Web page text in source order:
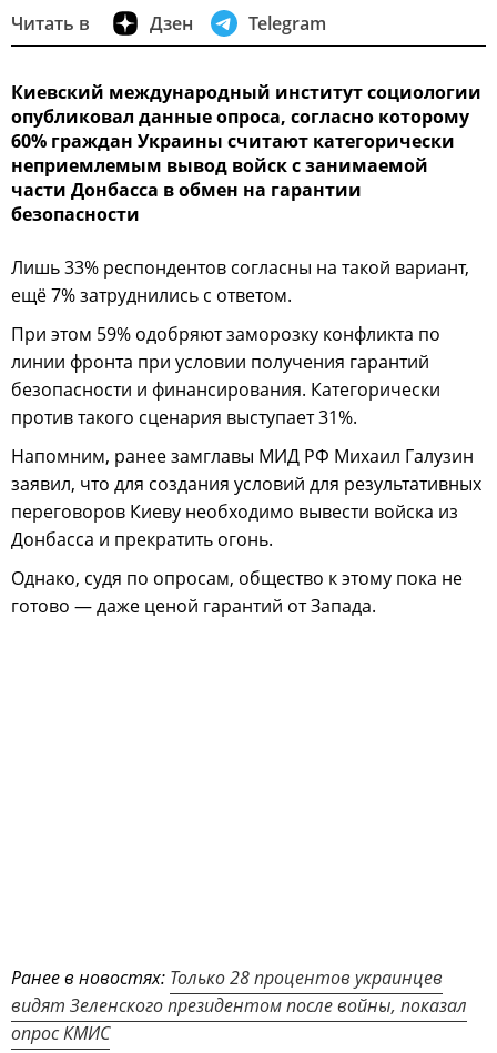
Читать в Дзен Telegram
Киевский международный институт социологии
опубликовал данные опроса, согласно которому
60% граждан Украины считают категорически
неприемлемым вывод войск с занимаемой
части Донбасса в обмен на гарантии
безопасности
Лишь 33% респондентов согласны на такой вариант,
ещё 7% затруднились с ответом.
При этом 59% одобряют заморозку конфликта по
линии фронта при условии получения гарантий
безопасности и финансирования. Категорически
против такого сценария выступает 31%.
Напомним, ранее замглавы МИД РФ Михаил Галузин
заявил, что для создания условий для результативных
переговоров Киеву необходимо вывести войска из
Донбасса и прекратить огонь.
Однако, судя по опросам, общество к этому пока не
готово — даже ценой гарантий от Запада.
Ранее в новостях: Только 28 процентов украинцев
видят Зеленского президентом после войны, показал
опрос КМИС